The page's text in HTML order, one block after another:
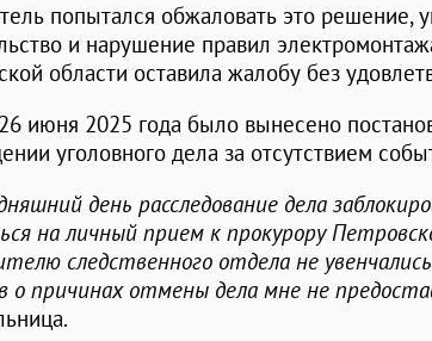
попытался обжаловать это решение,
и нарушение правил
области оставила жалобу без
июня 2025 года было вынесено
уголовного дела за отсутствием
день расследование дела
на личный прием к прокурору
следственного отдела не
о причинах отмены дела мне не